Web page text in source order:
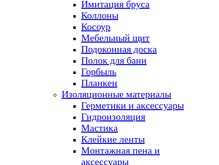
Имитация бруса
Коллоны
Косоур
Мебельный щит
Подоконная доска
Полок для бани
Горбыль
Планкен
Изоляционные материалы
Герметики и аксессуары
Гидроизоляция
Мастика
Клейкие ленты
Монтажная пена и
аксессуары